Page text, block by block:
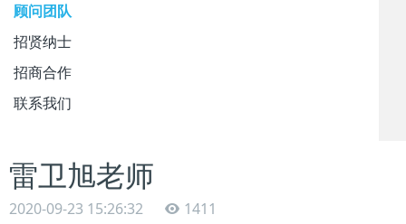
顾问团队
招贤纳士
招商合作
联系我们
雷卫旭老师
2020-09-23 15:26:32 1411